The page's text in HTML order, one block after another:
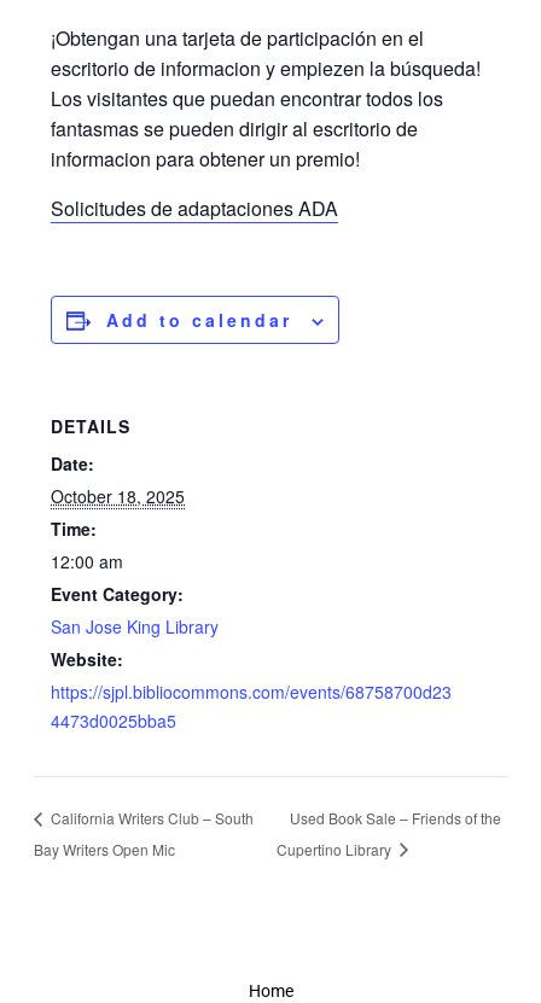
¡Obtengan una tarjeta de participación en el
escritorio de informacion y empiezen la búsqueda!
Los visitantes que puedan encontrar todos los
fantasmas se pueden dirigir al escritorio de
informacion para obtener un premio!
Solicitudes de adaptaciones ADA
Add to calendar
DETAILS
Date:
October 18, 2025
Time:
12:00 am
Event Category:
San Jose King Library
Website:
https://sjpl.bibliocommons.com/events/68758700d23
4473d0025bba5
California Writers Club – South
Bay Writers Open Mic
Used Book Sale – Friends of the
Cupertino Library
Home